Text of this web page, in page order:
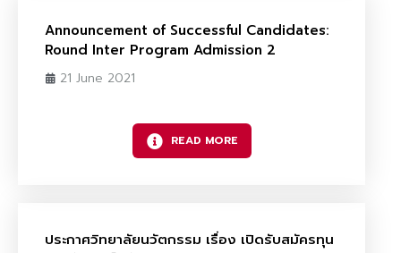
Announcement of Successful Candidates:
Round Inter Program Admission 2
21 June 2021
READ MORE
ประกาศวิทยาลัยนวัตกรรม เรื่อง เปิดรับสมัครทุน